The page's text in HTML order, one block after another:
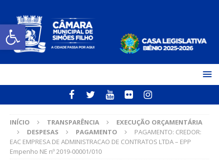
Open toolbar
INÍCIO TRANSPARÊNCIA
EXECUÇÃO ORÇAMENTÁRIA
DESPESAS
PAGAMENTO
PAGAMENTO: CREDOR:
EAC EMPRESA DE ADMINISTRACAO DE CONTRATOS LTDA – EPP
Empenho NE nº 2019-00001/010